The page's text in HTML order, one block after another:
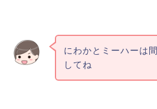
にわかとミーハーは
してね